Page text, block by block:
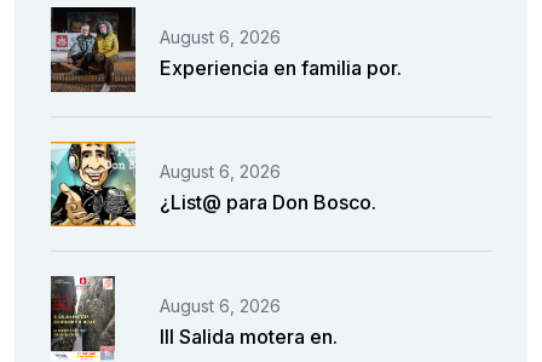
August 6, 2026
Experiencia en familia por.
August 6, 2026
¿List@ para Don Bosco.
August 6, 2026
III Salida motera en.